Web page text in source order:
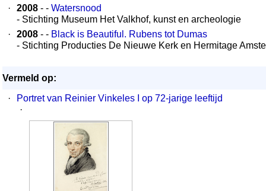
· 2008 - - Watersnood
- Stichting Museum Het Valkhof, kunst en archeologie
·
2008 - - Black is Beautiful. Rubens tot Dumas
- Stichting Producties De Nieuwe Kerk en Hermitage
Vermeld op:
·
Portret van Reinier Vinkeles I op 72-jarige leeftijd
·